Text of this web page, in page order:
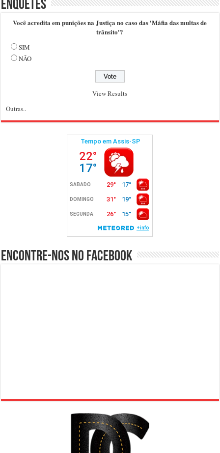
Enquetes
Você acredita em punições na Justiça no caso das 'Máfia das multas de
trânsito'?
SIM
NÃO
View Results
Outras..
Encontre-nos no Facebook